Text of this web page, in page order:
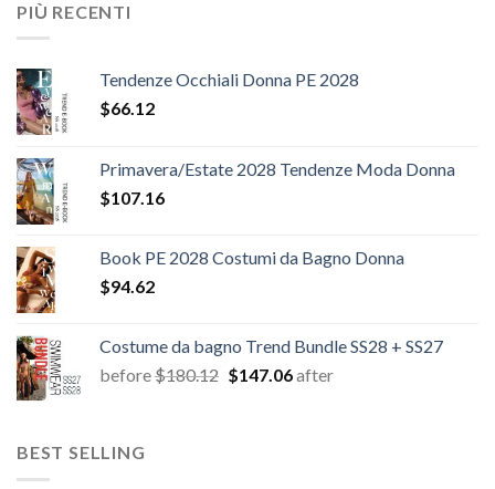
PIÙ RECENTI
Tendenze Occhiali Donna PE 2028
$66.12
Primavera/Estate 2028 Tendenze Moda Donna
$107.16
Book PE 2028 Costumi da Bagno Donna
$94.62
Costume da bagno Trend Bundle SS28 + SS27
before$180.12 Il
$147.06Il
after
BEST SELLING